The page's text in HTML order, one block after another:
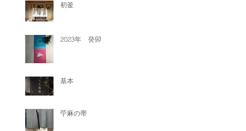
初釜
2023年 癸卯
基本
苧麻の帯